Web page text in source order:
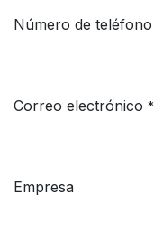
Número de teléfono
Correo electrónico *
Empresa